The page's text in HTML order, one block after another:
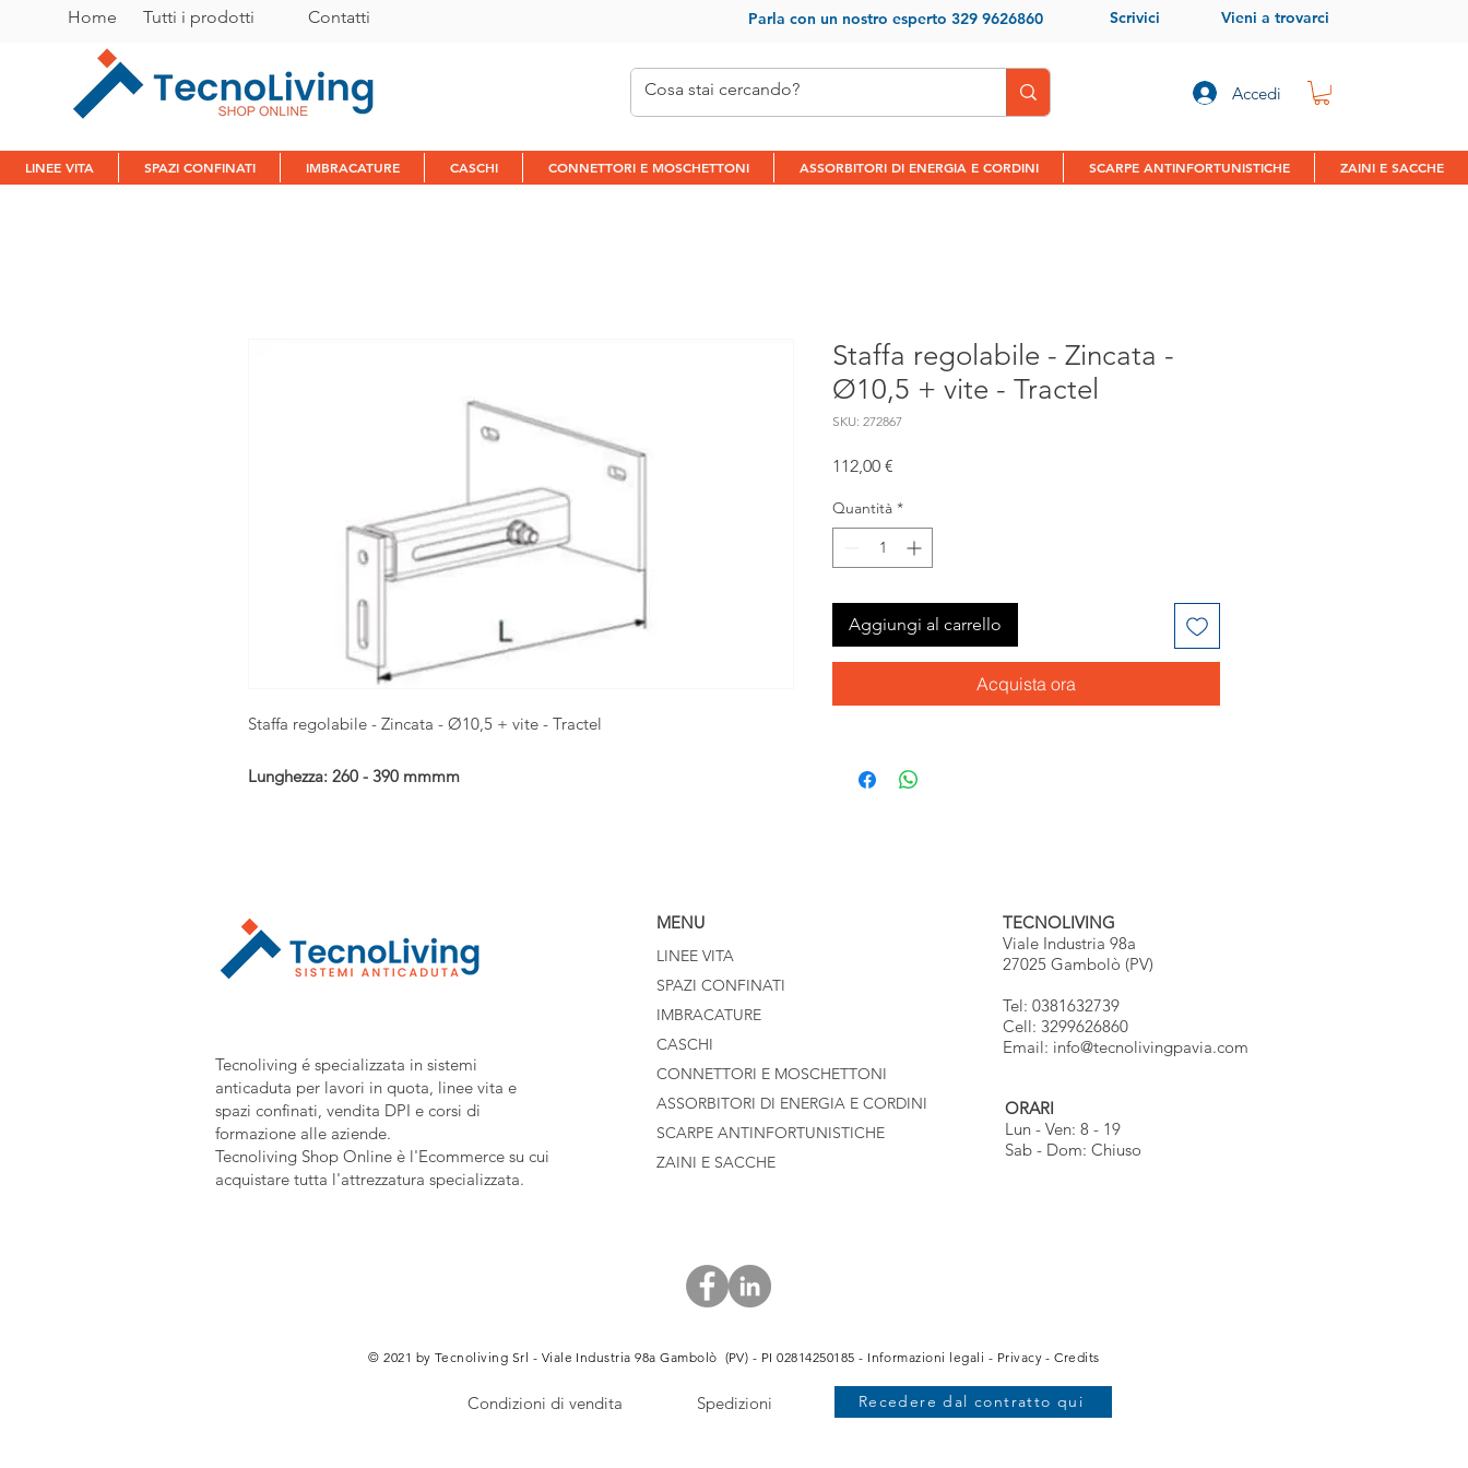
Accedi
Home Tutti i prodotti Contatti Parla con un nostro esperto 329 9626860 Scrivici Vieni a trovarci
LINEE VITA SPAZI CONFINATI IMBRACATURE CASCHI CONNETTORI E MOSCHETTONI ASSORBITORI DI ENERGIA E CORDINI SCARPE ANTINFORTUNISTICHE ZAINI E SACCHE
Staffa regolabile - Zincata - Ø10,5 + vite - Tractel
Lunghezza: 260 - 390 mmmm
Staffa regolabile - Zincata -
Ø10,5 + vite - Tractel
SKU: 272867
112,00 €
Quantità *
Aggiungi al carrello
Acquista ora
Tecnoliving é specializzata in sistemi
anticaduta per lavori in quota, linee vita e
spazi confinati, vendita DPI e corsi di
formazione alle aziende.
Tecnoliving Shop Online è l'Ecommerce su cui
acquistare tutta l'attrezzatura specializzata.
MENU
LINEE VITA
SPAZI CONFINATI
IMBRACATURE
CASCHI
CONNETTORI E MOSCHETTONI
ASSORBITORI DI ENERGIA E CORDINI
SCARPE ANTINFORTUNISTICHE
ZAINI E SACCHE
TECNOLIVING
Viale Industria 98a
27025 Gambolò (PV)
Tel: 0381632739
Cell: 3299626860
Email: info@tecnolivingpavia.com
ORARI
Lun - Ven: 8 - 19
Sab - Dom: Chiuso
© 2021 by Tecnoliving Srl - Viale Industria 98a Gambolò (PV) - PI 02814250185 - Informazioni legali - Privacy -Credits
Condizioni di vendita Spedizioni Recedere dal contratto qui